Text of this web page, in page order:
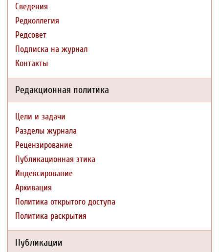
Сведения
Редколлегия
Редсовет
Подписка на журнал
Контакты
Редакционная политика
Цели и задачи
Разделы журнала
Рецензирование
Публикационная этика
Индексирование
Архивация
Политика открытого доступа
Политика раскрытия
Публикации